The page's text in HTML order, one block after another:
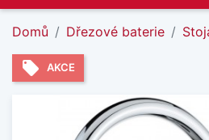
Domů Dřezové baterie
local_offer AKCE